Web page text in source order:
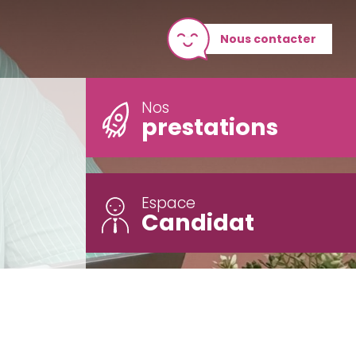
Nous contacter
Nos
prestations
Espace
Candidat